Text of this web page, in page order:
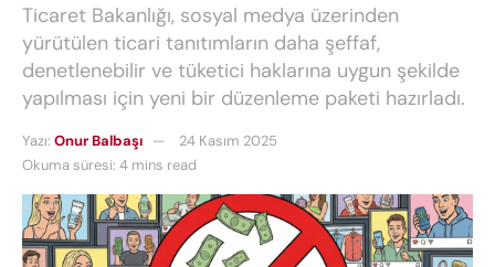
Ticaret Bakanlığı, sosyal medya üzerinden
yürütülen ticari tanıtımların daha şeffaf,
denetlenebilir ve tüketici haklarına uygun şekilde
yapılması için yeni bir düzenleme paketi hazırladı.
Yazı: Onur Balbaşı
24 Kasım 2025
Okuma süresi: 4 mins read